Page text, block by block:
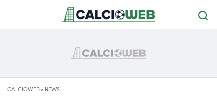
CALCIOWEB» NEWS